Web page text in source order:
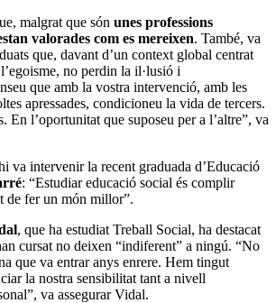
malgrat que són unes professions
valorades com es mereixen. També, va
que, davant d’un context global centrat
no perdin la il·lusió i
que amb la vostra intervenció, amb les
apressades, condicioneu la vida de tercers.
En l’oportunitat que suposeu per a l’altre”, va
va intervenir la recent graduada d’Educació
: “Estudiar educació social és complir
de fer un món millor”.
, que ha estudiat Treball Social, ha destacat
cursat no deixen “indiferent” a ningú. “No
que va entrar anys enrere. Hem tingut
la nostra sensibilitat tant a nivell
va assegurar Vidal.